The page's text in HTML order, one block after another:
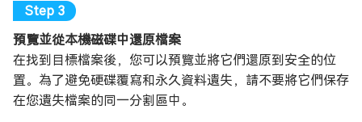
預覽並從本機磁碟中還原檔案
在找到目標檔案後，您可以預覽並將它們還原到安全的位
置。為了避免硬碟覆寫和永久資料遺失，請不要將它們保存
在您遺失檔案的同一分割區中。